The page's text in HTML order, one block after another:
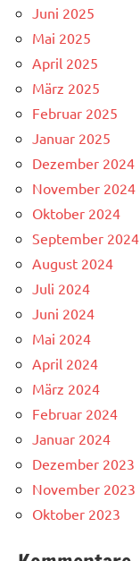
Juni 2025
Mai 2025
April 2025
März 2025
Februar 2025
Januar 2025
Dezember 2024
November 2024
Oktober 2024
September 2024
August 2024
Juli 2024
Juni 2024
Mai 2024
April 2024
März 2024
Februar 2024
Januar 2024
Dezember 2023
November 2023
Oktober 2023